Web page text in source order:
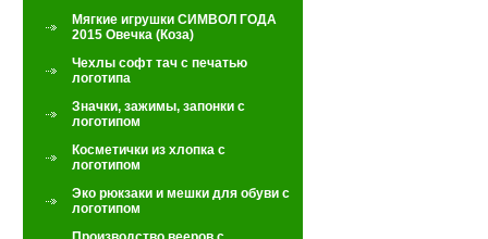
Мягкие игрушки СИМВОЛ ГОДА
2015 Овечка (Коза)
Чехлы софт тач с печатью
логотипа
Значки, зажимы, запонки с
логотипом
Косметички из хлопка с
логотипом
Эко рюкзаки и мешки для обуви с
логотипом